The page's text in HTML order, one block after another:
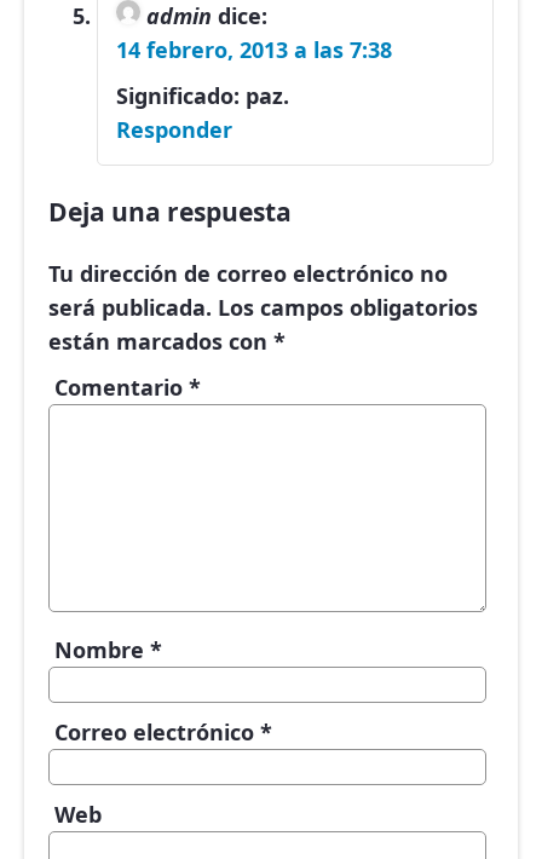
admin dice:
14 febrero, 2013 a las 7:38
Significado: paz.
Responder
Deja una respuesta
Tu dirección de correo electrónico no
será publicada. Los campos obligatorios
están marcados con *
Comentario *
Nombre *
Correo electrónico *
Web